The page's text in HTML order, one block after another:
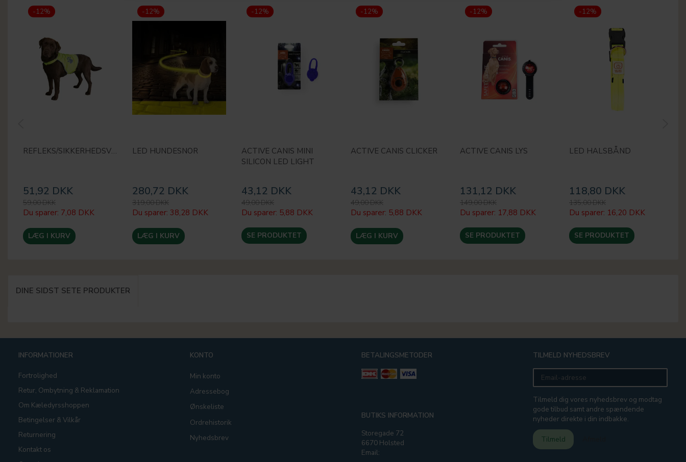
-12%
REFLEKS/SIKKERHEDSVEST
51,92 DKK
59,00 DKK
Du sparer: 7,08 DKK
LÆG I KURV
-12%
LED HUNDESNOR
280,72 DKK
319,00 DKK
Du sparer: 38,28 DKK
LÆG I KURV
-12%
ACTIVE CANIS MINI
SILICON LED LIGHT
43,12 DKK
49,00 DKK
Du sparer: 5,88 DKK
SE PRODUKTET
-12%
ACTIVE CANIS CLICKER
43,12 DKK
49,00 DKK
Du sparer: 5,88 DKK
LÆG I KURV
-12%
ACTIVE CANIS LYS
131,12 DKK
149,00 DKK
Du sparer: 17,88 DKK
SE PRODUKTET
-12%
LED HALSBÅND
118,80 DKK
135,00 DKK
Du sparer: 16,20 DKK
SE PRODUKTET
DINE SIDST SETE PRODUKTER
INFORMATIONER
Fortrolighed
Retur, Ombytning & Reklamation
Om Kæledyrsshoppen
Betingelser & Vilkår
Returnering
Kontakt os
KONTO
Min konto
Adressebog
Ønskeliste
Ordrehistorik
Nyhedsbrev
BETALINGSMETODER
BUTIKS INFORMATION
Storegade 72
6670 Holsted
Email:
TILMELD NYHEDSBREV
Email-
adresse
Tilmeld dig vores nyhedsbrev og modtag
gode tilbud samt andre spændende
nyheder direkte i din indbakke.
Tilmeld